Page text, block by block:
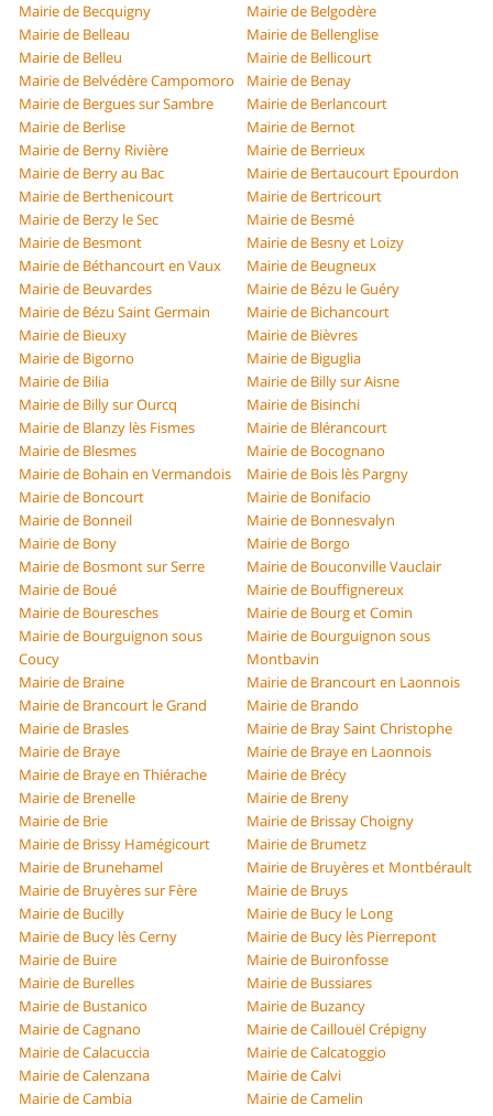
Mairie de Becquigny
Mairie de Belgodère
Mairie de Belleau
Mairie de Bellenglise
Mairie de Belleu
Mairie de Bellicourt
Mairie de Belvédère Campomoro
Mairie de Benay
Mairie de Bergues sur Sambre
Mairie de Berlancourt
Mairie de Berlise
Mairie de Bernot
Mairie de Berny Rivière
Mairie de Berrieux
Mairie de Berry au Bac
Mairie de Bertaucourt Epourdon
Mairie de Berthenicourt
Mairie de Bertricourt
Mairie de Berzy le Sec
Mairie de Besmé
Mairie de Besmont
Mairie de Besny et Loizy
Mairie de Béthancourt en Vaux
Mairie de Beugneux
Mairie de Beuvardes
Mairie de Bézu le Guéry
Mairie de Bézu Saint Germain
Mairie de Bichancourt
Mairie de Bieuxy
Mairie de Bièvres
Mairie de Bigorno
Mairie de Biguglia
Mairie de Bilia
Mairie de Billy sur Aisne
Mairie de Billy sur Ourcq
Mairie de Bisinchi
Mairie de Blanzy lès Fismes
Mairie de Blérancourt
Mairie de Blesmes
Mairie de Bocognano
Mairie de Bohain en Vermandois
Mairie de Bois lès Pargny
Mairie de Boncourt
Mairie de Bonifacio
Mairie de Bonneil
Mairie de Bonnesvalyn
Mairie de Bony
Mairie de Borgo
Mairie de Bosmont sur Serre
Mairie de Bouconville Vauclair
Mairie de Boué
Mairie de Bouffignereux
Mairie de Bouresches
Mairie de Bourg et Comin
Mairie de Bourguignon sous
Coucy
Mairie de Bourguignon sous
Montbavin
Mairie de Braine
Mairie de Brancourt en Laonnois
Mairie de Brancourt le Grand
Mairie de Brando
Mairie de Brasles
Mairie de Bray Saint Christophe
Mairie de Braye
Mairie de Braye en Laonnois
Mairie de Braye en Thiérache
Mairie de Brécy
Mairie de Brenelle
Mairie de Breny
Mairie de Brie
Mairie de Brissay Choigny
Mairie de Brissy Hamégicourt
Mairie de Brumetz
Mairie de Brunehamel
Mairie de Bruyères et Montbérault
Mairie de Bruyères sur Fère
Mairie de Bruys
Mairie de Bucilly
Mairie de Bucy le Long
Mairie de Bucy lès Cerny
Mairie de Bucy lès Pierrepont
Mairie de Buire
Mairie de Buironfosse
Mairie de Burelles
Mairie de Bussiares
Mairie de Bustanico
Mairie de Buzancy
Mairie de Cagnano
Mairie de Caillouël Crépigny
Mairie de Calacuccia
Mairie de Calcatoggio
Mairie de Calenzana
Mairie de Calvi
Mairie de Cambia
Mairie de Camelin